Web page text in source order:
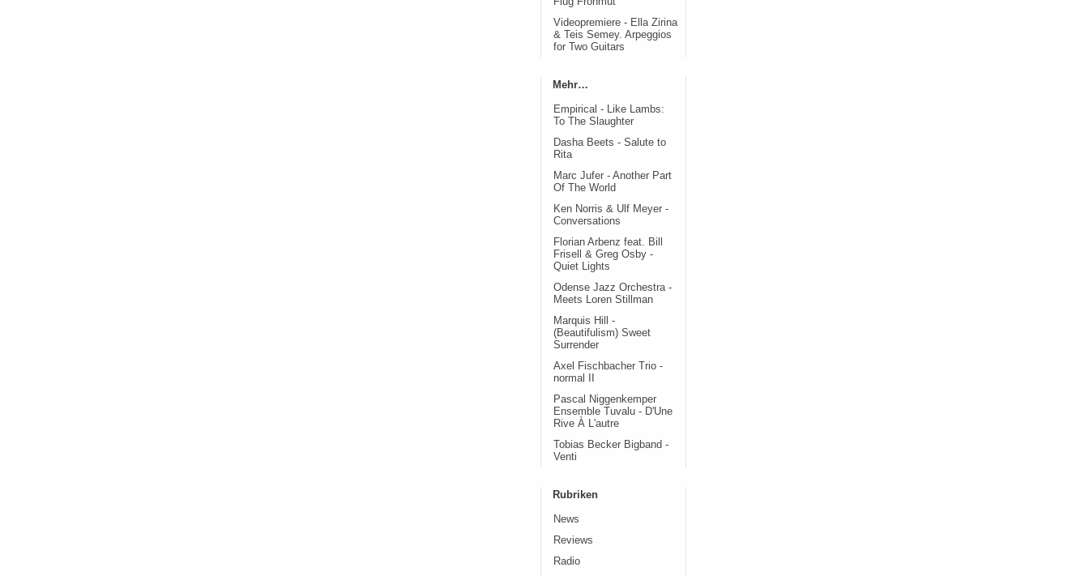
Videopremiere - Ella Zirina
& Teis Semey. Arpeggios
for Two Guitars
Mehr…
Empirical - Like Lambs:
To The Slaughter
Dasha Beets - Salute to
Rita
Marc Jufer - Another Part
Of The World
Ken Norris & Ulf Meyer -
Conversations
Florian Arbenz feat. Bill
Frisell & Greg Osby -
Quiet Lights
Odense Jazz Orchestra -
Meets Loren Stillman
Marquis Hill -
(Beautifulism) Sweet
Surrender
Axel Fischbacher Trio -
normal II
Pascal Niggenkemper
Ensemble Tuvalu - D'Une
Rive À L'autre
Tobias Becker Bigband -
Venti
Rubriken
News
Reviews
Radio